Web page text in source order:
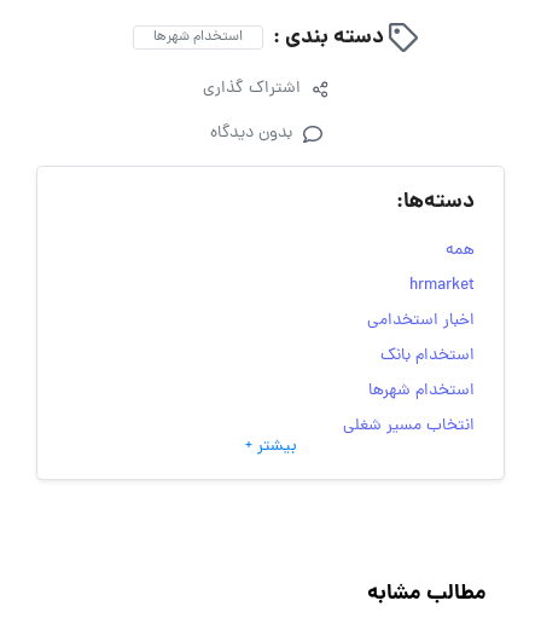
دسته بندی : استخدام شهرها
اشتراک گذاری
بدون دیدگاه
دسته‌ها:
همه
hrmarket
اخبار استخدامی
استخدام بانک
استخدام شهرها
انتخاب مسیر شغلی
به‌روزرسانی‌های سایت (کارجویی)
رزومه
بیشتر +
مطالب مشابه